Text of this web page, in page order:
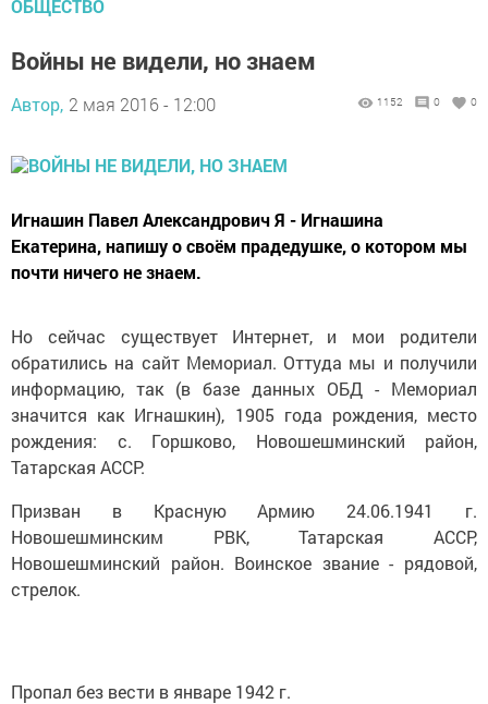
ОБЩЕСТВО
Войны не видели, но знаем
Автор, 2 мая 2016 - 12:00 1152 0 0
Игнашин Павел Александрович Я - Игнашина
Екатерина, напишу о своём прадедушке, о котором мы
почти ничего не знаем.
Но сейчас существует Интернет, и мои родители
обратились на сайт Мемориал. Оттуда мы и получили
информацию, так (в базе данных ОБД - Мемориал
значится как Игнашкин), 1905 года рождения, место
рождения: с. Горшково, Новошешминский район,
Татарская АССР.
Призван в Красную Армию 24.06.1941 г.
Новошешминским РВК, Татарская АССР,
Новошешминский район. Воинское звание - рядовой,
стрелок.
Пропал без вести в январе 1942 г.